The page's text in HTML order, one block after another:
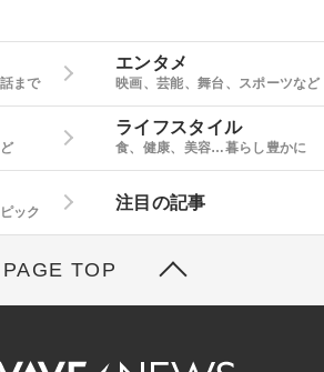
まで
エンタメ
映画、芸能、舞台、スポーツなど
ライフスタイル
食、健康、美容…暮らし豊かに
ック
注目の記事
PAGE TOP